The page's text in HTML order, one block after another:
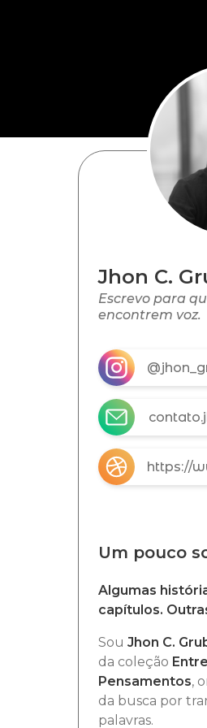
Jhon C.
Escrevo para
encontrem voz.
Um pouco
Algumas
capítulos.
Sou Jhon C.
da coleção
Pensamentos,
da busca por
palavras.